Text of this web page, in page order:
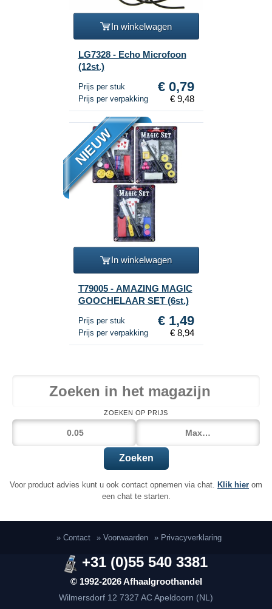
In winkelwagen
LG7328 - Echo Microfoon
(12st.)
Prijs per stuk € 0,79
Prijs per verpakking € 9,48
NIEUW
In winkelwagen
T79005 - AMAZING MAGIC
GOOCHELAAR SET (6st.)
Prijs per stuk € 1,49
Prijs per verpakking € 8,94
ZOEKEN OP PRIJS
Zoeken
Voor product advies kunt u ook contact opnemen via chat. Klik hier om
een chat te starten.
» Contact » Voorwaarden » Privacyverklaring
© 1992-2026 Afhaalgroothandel
Wilmersdorf 12 7327 AC Apeldoorn (NL)
+31 (0)55 540 3381